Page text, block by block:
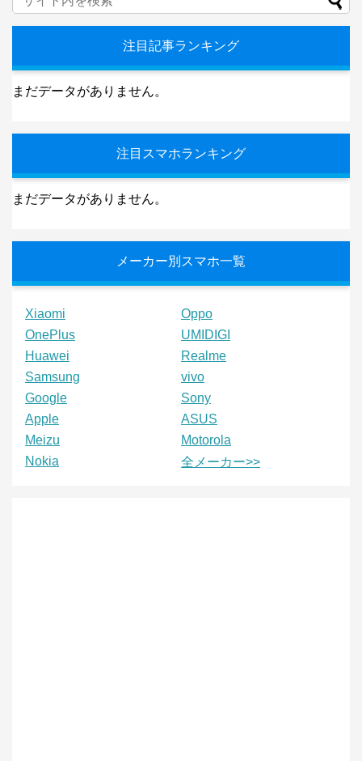
注目記事ランキング
まだデータがありません。
注目スマホランキング
まだデータがありません。
メーカー別スマホ一覧
Xiaomi
Oppo
OnePlus
UMIDIGI
Huawei
Realme
Samsung
vivo
Google
Sony
Apple
ASUS
Meizu
Motorola
Nokia
全メーカー>>